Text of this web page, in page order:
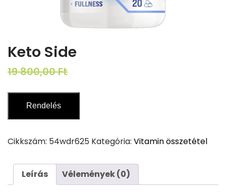
Keto Side
19 800,00Ft
was:
Rendelés
Cikkszám: 54wdr625 Kategória: Vitamin összetétel
Leírás Vélemények (0)